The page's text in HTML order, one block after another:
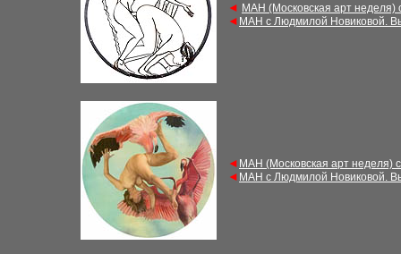
◄ МАН (Московская арт
◄ МАН с Людмилой Новиковой.
◄ МАН (Московская арт неделя)
◄ МАН с Людмилой Новиковой.